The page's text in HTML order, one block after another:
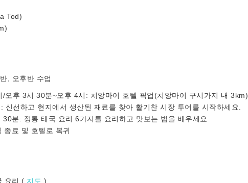
Tod)
, 오후반 수업
/오후 3시 30분~오후 4시: 치앙마이 호텔 픽업(치앙마이 구시가지 내 3km)
신선하고 현지에서 생산된 재료를 찾아 활기찬 시장 투어를 시작하세요.
분: 정통 태국 요리 6가지를 요리하고 맛보는 법을 배우세요
종료 및 호텔로 복귀
요리 ( 지도 )